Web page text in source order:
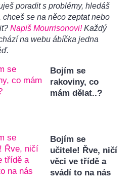
poradit s problémy, hledáš
chceš se na něco zeptat nebo
Napiš Mourrisonovi!Každý
na webu ábíčka jedna
Bojím se
rakoviny, co
mám dělat..?
Bojím se
učitele! Řve, ničí
věci ve třídě a
svádí to na nás